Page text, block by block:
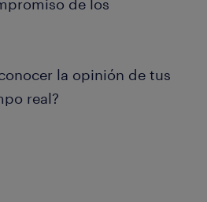
de los
la opinión de tus
real?